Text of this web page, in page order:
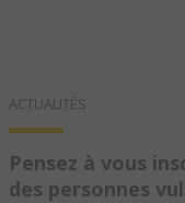
ACTUALITÉS
Pensez à vous
des personnes